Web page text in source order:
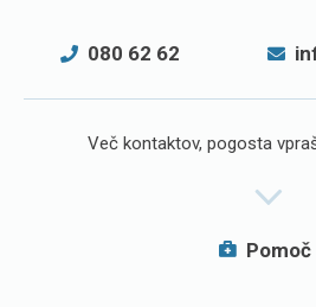
080 62 62
Več kontaktov, pogosta
Pomoč